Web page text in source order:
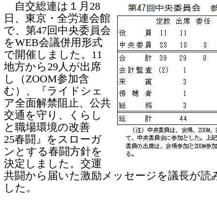
自交総連は１月28
日、東京・全労連会館
で、第47回中央委員会
をWEB会議併用形式
で開催しました。11
地方から29人が出席
し（ZOOM参加含
む）、『ライドシェ
ア全面解禁阻止、公共
交通を守り、くらし
と職場環境の改善
25春闘』をスローガ
ンとする春闘方針を
決定しました。交運
共闘から届いた激励メッセージを議長が読
した。